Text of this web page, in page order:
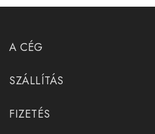
A CÉG
SZÁLLÍTÁS
FIZETÉS